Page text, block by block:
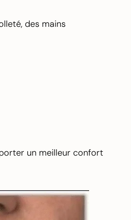
des mains
un meilleur confort